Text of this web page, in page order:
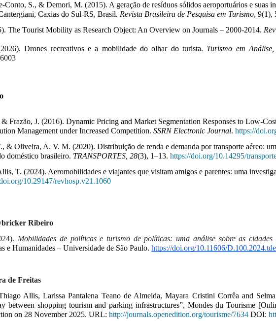
Conto, S., & Demori, M. (2015). A geração de resíduos sólidos aeroportuários e suas
Caxias do Sul-RS, Brasil. Revista Brasileira de Pesquisa em Turismo, 9(1),
The Tourist Mobility as Research Object: An Overview on Journals – 2000-2014.
Drones recreativos e a mobilidade do olhar do turista. Turismo em
Frazão, J. (2016). Dynamic Pricing and Market Segmentation Responses to Low-
Management under Increased Competition. SSRN Electronic Journal.https://
& Oliveira, A. V. M. (2020). Distribuição de renda e demanda por transporte aéreo:
doméstico brasileiro. TRANSPORTES, 28(3), 1–13.https://doi.org/10.14295/
T. (2024). Aeromobilidades e viajantes que visitam amigos e parentes: uma
10.29147/revhosp.v21.1060
Ribeiro
Mobilidades de políticas e turismo de políticas: uma análise sobre as cidades
e Humanidades – Universidade de São Paulo. https://doi.org/10.11606/
de Freitas
Allis, Larissa Pantalena Teano de Almeida, Mayara Cristini Corrêa and
between shopping tourism and parking infrastructures”, Mondes du Tourisme
on 28 November 2025. URL:http://journals.openedition.org/tourisme/7634 DOI: